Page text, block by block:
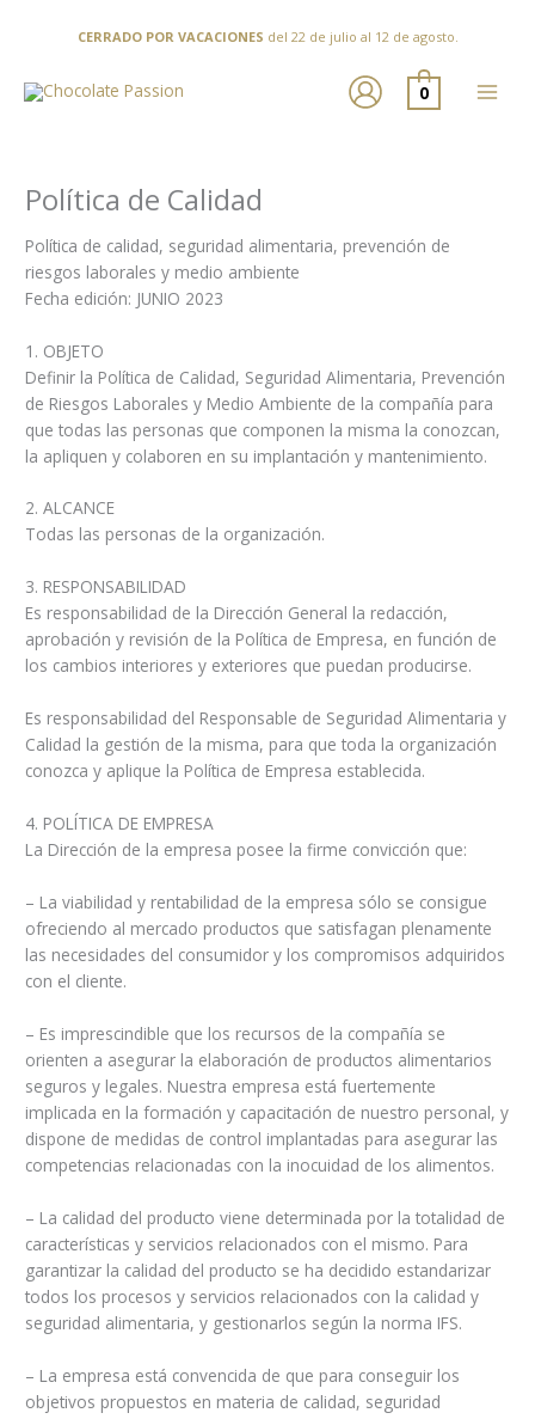
CERRADO POR VACACIONES del 22 de julio al 12 de agosto.
0
Política de Calidad
Política de calidad, seguridad alimentaria, prevención de
riesgos laborales y medio ambiente
Fecha edición: JUNIO 2023
1. OBJETO
Definir la Política de Calidad, Seguridad Alimentaria, Prevención
de Riesgos Laborales y Medio Ambiente de la compañía para
que todas las personas que componen la misma la conozcan,
la apliquen y colaboren en su implantación y mantenimiento.
2. ALCANCE
Todas las personas de la organización.
3. RESPONSABILIDAD
Es responsabilidad de la Dirección General la redacción,
aprobación y revisión de la Política de Empresa, en función de
los cambios interiores y exteriores que puedan producirse.
Es responsabilidad del Responsable de Seguridad Alimentaria y
Calidad la gestión de la misma, para que toda la organización
conozca y aplique la Política de Empresa establecida.
4. POLÍTICA DE EMPRESA
La Dirección de la empresa posee la firme convicción que:
– La viabilidad y rentabilidad de la empresa sólo se consigue
ofreciendo al mercado productos que satisfagan plenamente
las necesidades del consumidor y los compromisos adquiridos
con el cliente.
– Es imprescindible que los recursos de la compañía se
orienten a asegurar la elaboración de productos alimentarios
seguros y legales. Nuestra empresa está fuertemente
implicada en la formación y capacitación de nuestro personal, y
dispone de medidas de control implantadas para asegurar las
competencias relacionadas con la inocuidad de los alimentos.
– La calidad del producto viene determinada por la totalidad de
características y servicios relacionados con el mismo. Para
garantizar la calidad del producto se ha decidido estandarizar
todos los procesos y servicios relacionados con la calidad y
seguridad alimentaria, y gestionarlos según la norma IFS.
– La empresa está convencida de que para conseguir los
objetivos propuestos en materia de calidad, seguridad